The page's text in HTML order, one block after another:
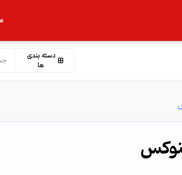
دسته بندی
ها